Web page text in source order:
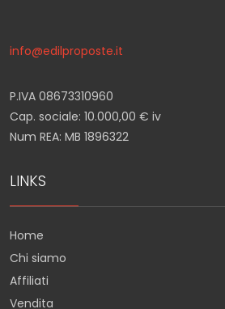
info@edilproposte.it
P.IVA 08673310960
Cap. sociale: 10.000,00 € iv
Num REA: MB 1896322
LINKS
Home
Chi siamo
Affiliati
Vendita